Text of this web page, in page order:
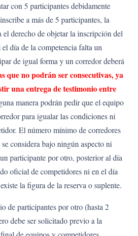
con 5 participantes debidamente
a más de 5 participantes, la
el derecho de objetar la inscripción del
día de la competencia falta un
de igual forma y un corredor deberá
que no podrán ser consecutivas, ya
una entrega de testimonio entre
manera podrán pedir que el equipo
para igualar las condiciones ni
El número mínimo de corredores
considera bajo ningún aspecto ni
participante por otro, posterior al día
oficial de competidores ni en el día
la figura de la reserva o suplente.
de participantes por otro (hasta 2
debe ser solicitado previo a la